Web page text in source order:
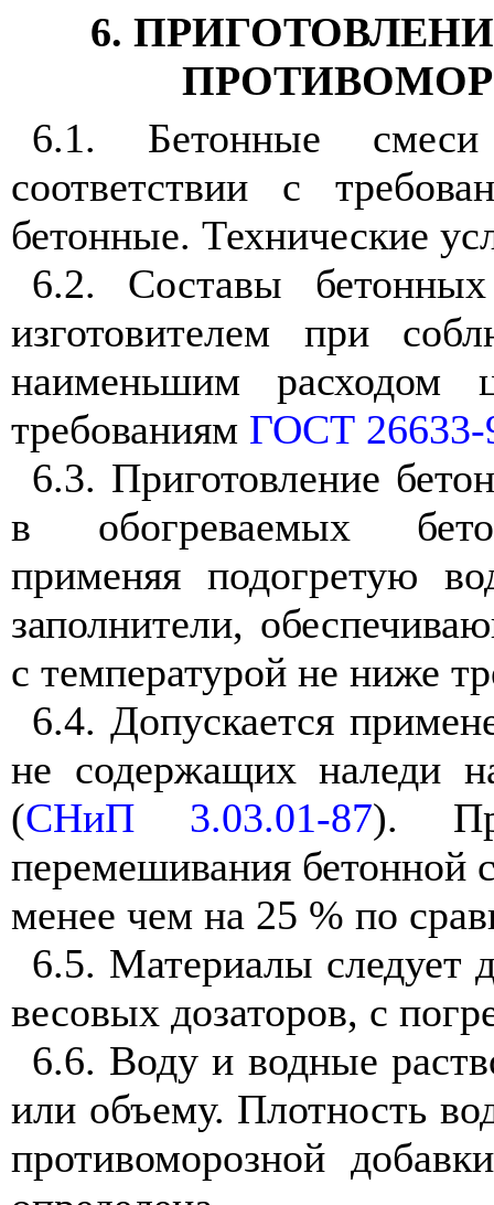
6.
6.1. Бетонные
соответствии с
бетонные. Технические
6.2. Составы
изготовителем при
наименьшим расходом
требованиям ГОСТ 26633-
6.3. Приготовление
в обогреваемых
применяя подогретую
заполнители,
с температурой не ниже
6.4. Допускается
не содержащих наледи
(СНиП 3.03.01-87).
перемешивания бетонной
менее чем на 25 % по
6.5. Материалы следует
весовых дозаторов, с
6.6. Воду и водные
или объему. Плотность
противоморозной